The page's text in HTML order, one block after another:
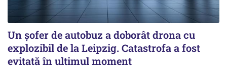
Un șofer de autobuz a doborât drona cu
explozibil de la Leipzig. Catastrofa a fost
evitată în ultimul moment